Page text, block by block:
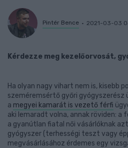
Pintér Bence 2021-03-03
Kérdezze meg kezelőorvosát,
Ha olyan nagy vihart nem is, kisebb
szeméremsértő győri gyógyszerész
a megyei kamarát is vezető férfi
aki lemaradt volna, annak röviden: a
a gyanútlan fiatal női vásárlóknak
gyógyszer (terhességi teszt vagy
megvásárlásához érdemes egy